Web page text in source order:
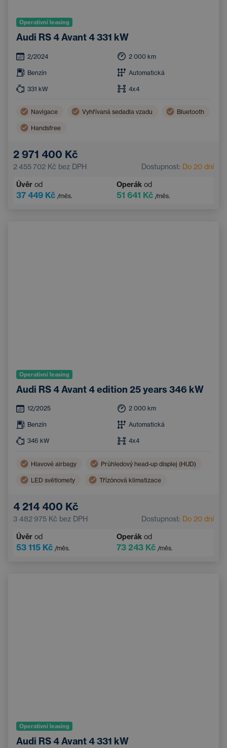
Operativní leasing
Audi RS 4 Avant 4 331 kW
2/2024 2 000 km
Benzín Automatická
331 kW 4x4
Navigace Vyhřívaná sedadla vzadu Bluetooth
Handsfree
2 971 400 Kč
2 455 702 Kč bez DPH Dostupnost: Do 20 dní
Úvěr od
37 449 Kč /měs.
Operák od
51 641 Kč /měs.
Operativní leasing
Audi RS 4 Avant 4 edition 25 years 346 kW
12/2025 2 000 km
Benzín Automatická
346 kW 4x4
Hlavové airbagy Průhledový head-up displej (HUD)
LED světlomety Třízónová klimatizace
El. sklopná vnější zrcátka
Sportovní volant
4 214 400 Kč
3 482 975 Kč bez DPH Dostupnost: Do 20 dní
Úvěr od
53 115 Kč /měs.
Operák od
73 243 Kč /měs.
Operativní leasing
Audi RS 4 Avant 4 331 kW